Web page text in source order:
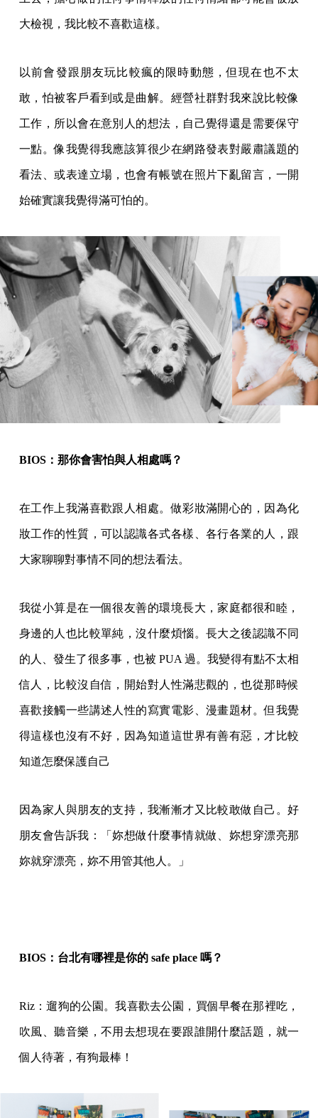
大檢視，我比較不喜歡這樣。
以前會發跟朋友玩比較瘋的限時動態，但現在也不太
敢，怕被客戶看到或是曲解。經營社群對我來說比較像
工作，所以會在意別人的想法，自己覺得還是需要保守
一點。像我覺得我應該算很少在網路發表對嚴肅議題的
看法、或表達立場，也會有帳號在照片下亂留言，一開
始確實讓我覺得滿可怕的。
BIOS：那你會害怕與人相處嗎？
在工作上我滿喜歡跟人相處。做彩妝滿開心的，因為化
妝工作的性質，可以認識各式各樣、各行各業的人，跟
大家聊聊對事情不同的想法看法。
我從小算是在一個很友善的環境長大，家庭都很和睦，
身邊的人也比較單純，沒什麼煩惱。長大之後認識不同
的人、發生了很多事，也被 PUA 過。我變得有點不太相
信人，比較沒自信，開始對人性滿悲觀的，也從那時候
喜歡接觸一些講述人性的寫實電影、漫畫題材。但我覺
得這樣也沒有不好，因為知道這世界有善有惡，才比較
知道怎麼保護自己
因為家人與朋友的支持，我漸漸才又比較敢做自己。好
朋友會告訴我：「妳想做什麼事情就做、妳想穿漂亮那
妳就穿漂亮，妳不用管其他人。」
BIOS：台北有哪裡是你的 safe place 嗎？
Riz：遛狗的公園。我喜歡去公園，買個早餐在那裡吃，
吹風、聽音樂，不用去想現在要跟誰開什麼話題，就一
個人待著，有狗最棒！